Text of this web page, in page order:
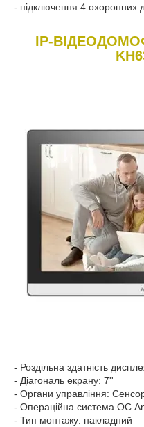
- підключення 4 охоронних
IP-
- Роздільна здатність
- Діагональ екрану: 7''
- Органи управління:
- Операційна система ОС
- Тип монтажу: накладний